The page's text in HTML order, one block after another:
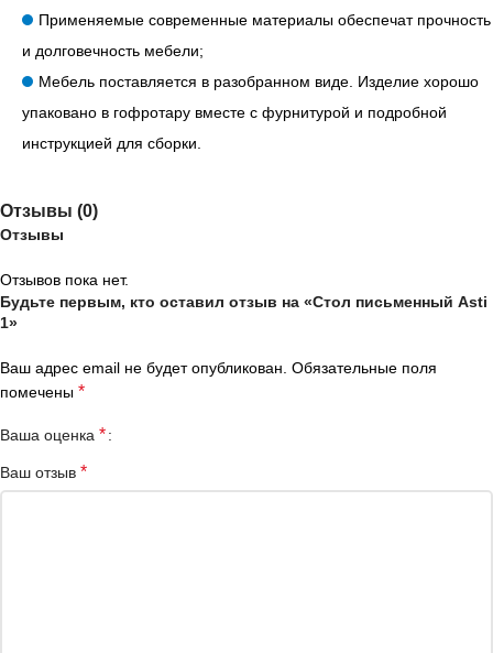
Применяемые современные материалы обеспечат прочность
и долговечность мебели;
Мебель поставляется в разобранном виде. Изделие хорошо
упаковано в гофротару вместе с фурнитурой и подробной
инструкцией для сборки.
Отзывы (0)
Отзывы
Отзывов пока нет.
Будьте первым, кто оставил отзыв на «Стол письменный Asti
1»
Ваш адрес email не будет опубликован. Обязательные поля
помечены *
Ваша оценка *
Ваш отзыв *